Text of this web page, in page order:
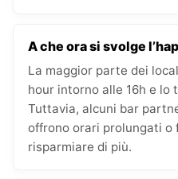
A che ora si svolge
La maggior parte dei
hour intorno alle 16h e lo
Tuttavia, alcuni bar
offrono orari prolungati
risparmiare di più.